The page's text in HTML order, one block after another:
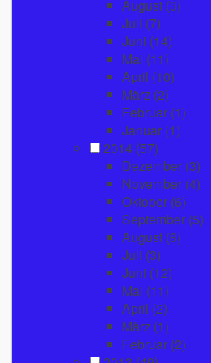
August (3)
Juli (7)
Juni (14)
Mai (11)
April (10)
März (2)
Februar (1)
Januar (1)
2014 (57)
Dezember (3)
November (4)
Oktober (6)
September (5)
August (8)
Juli (3)
Juni (12)
Mai (11)
April (2)
März (1)
Februar (2)